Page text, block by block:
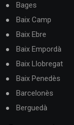
Bages
Baix Camp
Baix Ebre
Baix Empordà
Baix Llobregat
Baix Penedès
Barcelonès
Berguedà